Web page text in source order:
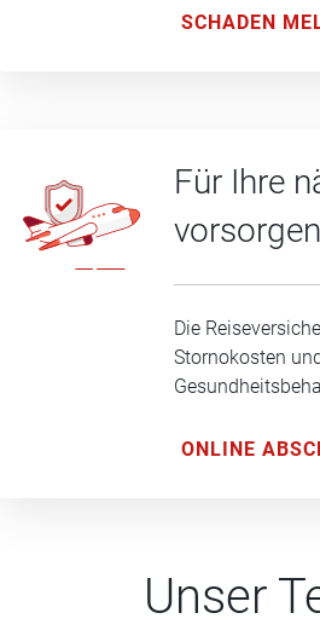
SCHADEN
Für Ihre
vorsorgen
Die
Stornokosten und
ONLINE
Unser